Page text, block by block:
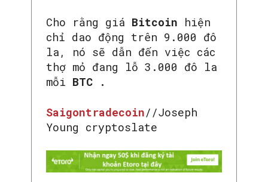
Cho rằng giá Bitcoin hiện
chỉ dao động trên 9.000 đô
la, nó sẽ dẫn đến việc các
thợ mỏ đang lỗ 3.000 đô la
mỗi BTC .
Saigontradecoin//Joseph
Young cryptoslate